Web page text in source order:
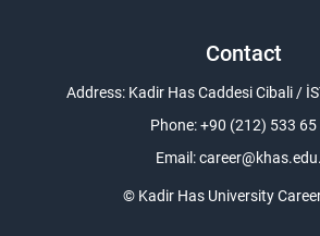
Contact
Address: Kadir Has Caddesi Cibali /
Phone: +90 (212) 533 65
Email:
© Kadir Has University